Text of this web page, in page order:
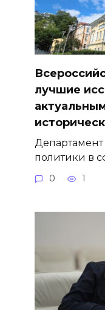
лучшие
Департамент
политики в
0 1